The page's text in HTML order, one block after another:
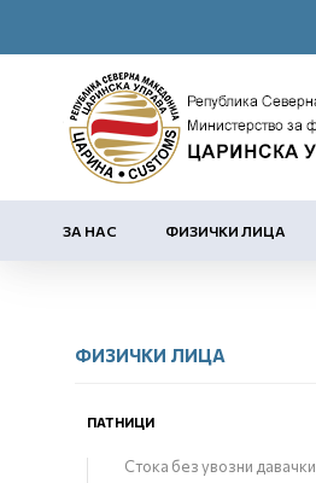
ЗА НАС ФИЗИЧКИ ЛИЦА
ФИЗИЧКИ ЛИЦА
ПАТНИЦИ
Стока без увозни давачки